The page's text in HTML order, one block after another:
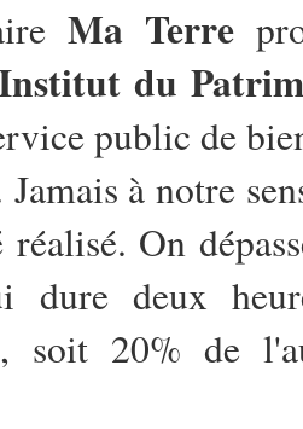
Ma Terre
du
public de
à notre
réalisé. On
dure deux
soit 20% de